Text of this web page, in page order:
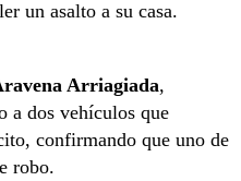
un asalto a su casa.
Arriagiada,
a dos vehículos que
confirmando que uno de
robo.